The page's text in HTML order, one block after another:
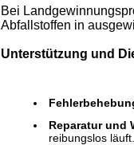
Bei
Abfallstoffen in
Unterstützung und
Reparatur und
reibungslos läuft.